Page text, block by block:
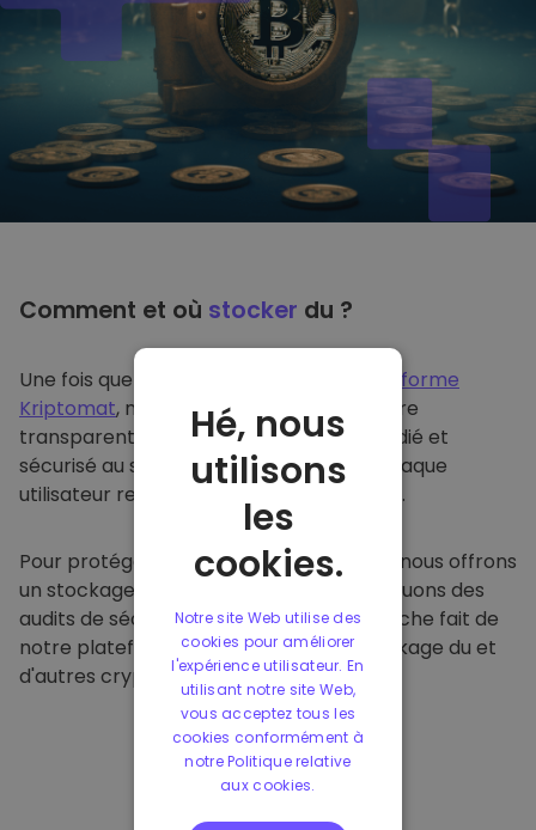
Comment et où stocker du ?
Une fois que vous achetez du sur
la plateforme
Kriptomat, nous le transférons de manière
transparente dans votre portefeuille dédié et
sécurisé au sein de notre plateforme. Chaque
utilisateur reçoit un portefeuille individuel.
Pour protéger nos clients et leurs fonds, nous offrons
un stockage hors ligne sécurisé et effectuons des
audits de sécurité réguliers. Cette approche fait de
notre plateforme un refuge pour le stockage du et
d'autres crypto-monnaies.
Hé, nous
utilisons
les
cookies.
Notre site Web utilise des
cookies pour améliorer
l'expérience utilisateur. En
utilisant notre site Web,
vous acceptez tous les
cookies conformément à
notre Politique relative
aux cookies.